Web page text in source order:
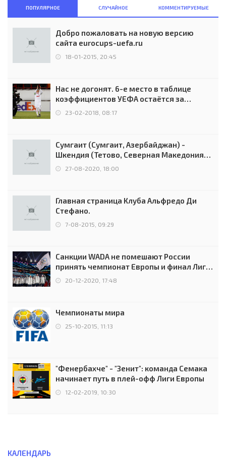
ПОПУЛЯРНОЕ СЛУЧАЙНОЕ КОММЕНТИРУЕМЫЕ
Добро пожаловать на новую версию
сайта eurocups-uefa.ru
18-01-2015, 20:45
Нас не догонят. 6-е место в таблице
коэффициентов УЕФА остаётся за
Россией
23-02-2018, 08:17
Сумгаит (Сумгаит, Азербайджан) -
Шкендия (Тетово, Северная Македония) -
0:2 (0:0)
27-08-2020, 18:00
Главная страница Клуба Альфредо Ди
Стефано.
7-08-2015, 09:29
Санкции WADA не помешают России
принять чемпионат Европы и финал Лиги
чемпионов.
20-12-2020, 17:48
Чемпионаты мира
25-10-2015, 11:13
"Фенербахче" - "Зенит": команда Семака
начинает путь в плей-офф Лиги Европы
12-02-2019, 10:30
КАЛЕНДАРЬ